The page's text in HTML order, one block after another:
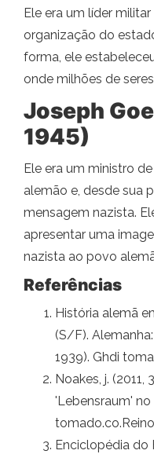
Ele era um líder
organização do
forma, ele
onde milhões de
Joseph
1945)
Ele era um ministro
alemão e, desde sua
mensagem nazista.
apresentar uma
nazista ao povo
Referências
História alemã
(S/F).
1939). Ghdi
Noakes, j. (2011,
'Lebensraum' no
Enciclopédia do